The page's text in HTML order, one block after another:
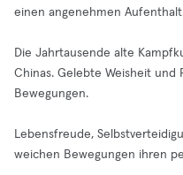
einen angenehmen
Die Jahrtausende alte
Chinas. Gelebte Weisheit und
Bewegungen.
Lebensfreude,
weichen Bewegungen ihren